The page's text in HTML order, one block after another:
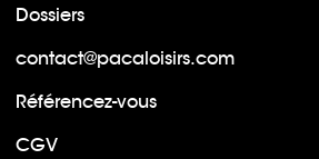
Dossiers
contact@pacaloisirs.com
Référencez-vous
CGV